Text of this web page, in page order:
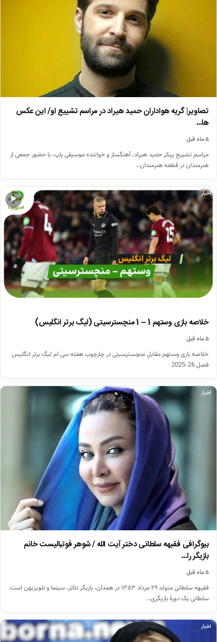
تصاویر| گریه هواداران حمید هیراد در مراسم تشییع او/ این عکس
ها…
۵ ماه قبل
مراسم تشییع پیکر حمید هیراد، آهنگساز و خواننده موسیقی پاپ، با حضور جمعی از
هنرمندان در قطعه هنرمندان…
▶
اخبار
خلاصه بازی وستهم 1 – 1 منچسترسیتی (لیگ برتر انگلیس)
۵ ماه قبل
خلاصه بازی وستهم مقابل منچسترسیتی در چارچوب هفته سی ام لیگ برتر انگلیس
فصل 26-2025
اخبار
بیوگرافی فقیهه سلطانی دختر آیت الله / شوهر فوتبالیست خانم
بازیگر را…
۵ ماه قبل
فقیهه سلطانی متولد ۲۹ مرداد ۱۳۵۳ در همدان، بازیگر تئاتر، سینما و تلویزیون است.
سلطانی یک دورهٔ بازیگری…
اخبار